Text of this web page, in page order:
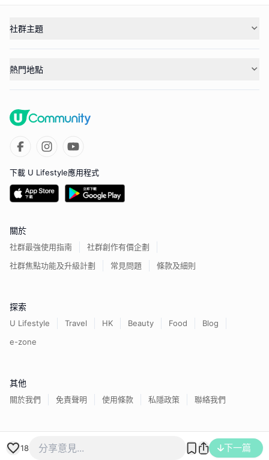
18 下一篇
社群主題
熱門地點
下載 U Lifestyle應用程式
關於
社群最強使用指南
社群創作有價企劃
社群焦點功能及升級計劃
常見問題 條款及細則
探索
U Lifestyle Travel HK Beauty Food
Blog
e-zone
其他
關於我們 免責聲明 使用條款 私隱政策 聯絡我們
香港經濟日報版權所有©